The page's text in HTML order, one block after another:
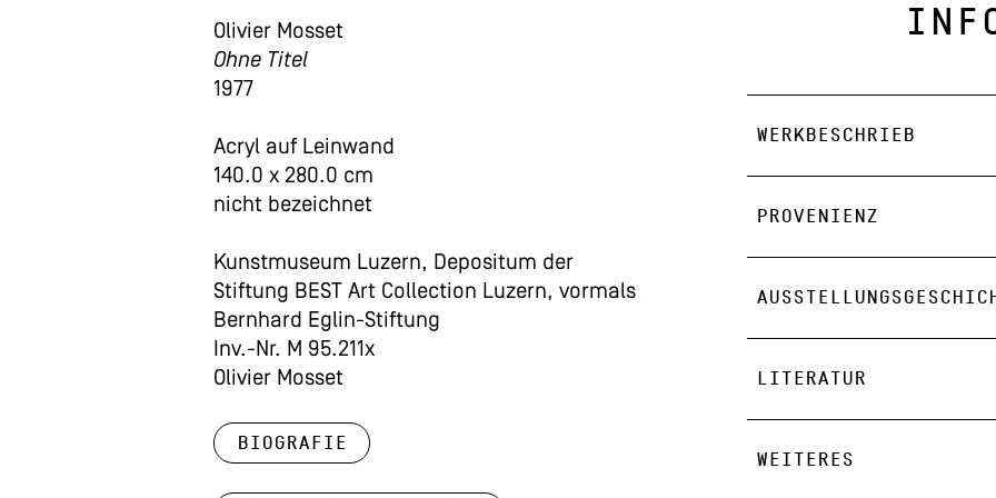
Olivier Mosset
Ohne Titel
1977
Acryl auf Leinwand
140.0 x 280.0 cm
nicht bezeichnet
Kunstmuseum Luzern, Depositum der
Stiftung BEST Art Collection Luzern, vormals
Bernhard Eglin-Stiftung
Inv.-Nr. M 95.211x
Olivier Mosset
Biografie
WERKBESCHRIEB
PROVENIENZ
LITERATUR
WEITERES